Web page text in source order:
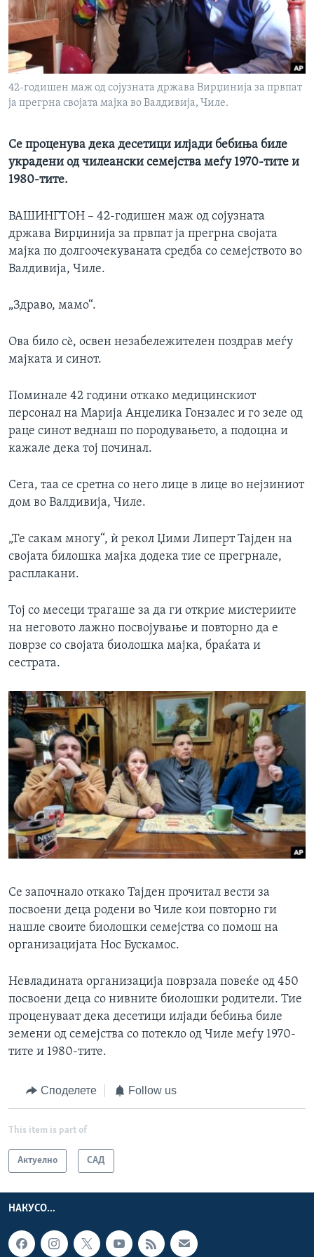
ИНТЕРВЈУА
Јазици
42-годишен маж од сојузната држава Вирџинија за првпат
ја прегрна својата мајка во Валдивија, Чиле.
Се проценува дека десетици илјади бебиња биле
украдени од чилеански семејства меѓу 1970-тите и
1980-тите.
ВАШИНГТОН – 42-годишен маж од сојузната
држава Вирџинија за првпат ја прегрна својата
мајка по долгоочекуваната средба со семејството во
Валдивија, Чиле.
„Здраво, мамо“.
Ова било сè, освен незабележителен поздрав меѓу
мајката и синот.
Поминале 42 години откако медицинскиот
персонал на Марија Анџелика Гонзалес и го зеле од
раце синот веднаш по породувањето, а подоцна и
кажале дека тој починал.
Сега, таа се сретна со него лице в лице во нејзиниот
дом во Валдивија, Чиле.
„Те сакам многу“, ѝ рекол Џими Липерт Тајден на
својата билошка мајка додека тие се прегрнале,
расплакани.
Тој со месеци трагаше за да ги открие мистериите
на неговото лажно посвојување и повторно да е
поврзе со својата биолошка мајка, браќата и
сестрата.
Се започнало откако Тајден прочитал вести за
посвоени деца родени во Чиле кои повторно ги
нашле своите биолошки семејства со помош на
организацијата Нос Бускамос.
Невладината организација поврзала повеќе од 450
посвоени деца со нивните биолошки родители. Тие
проценуваат дека десетици илјади бебиња биле
земени од семејства со потекло од Чиле меѓу 1970-
тите и 1980-тите.
Споделете Follow us
This item is part of
Актуелно САД
НАКУСО...